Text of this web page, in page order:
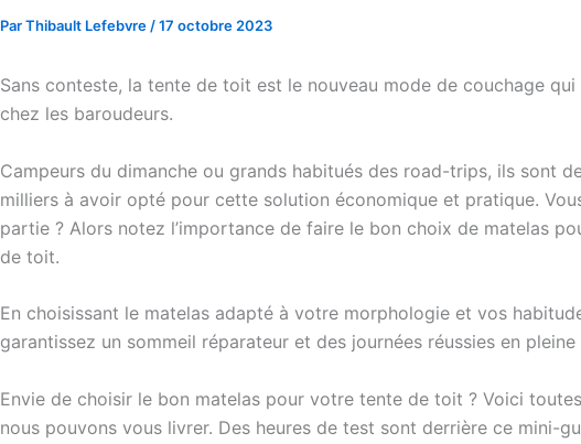
ParThibault Lefebvre /17 octobre 2023
Sans conteste, la tente de toit est le nouveau mode de couchage
chez les baroudeurs.
Campeurs du dimanche ou grands habitués des road-trips, ils sont
milliers à avoir opté pour cette solution économique et pratique.
partie ? Alors notez l’importance de faire le bon choix de matelas
de toit.
En choisissant le matelas adapté à votre morphologie et vos
garantissez un sommeil réparateur et des journées réussies en pleine
Envie de choisir le bon matelas pour votre tente de toit ? Voici
nous pouvons vous livrer. Des heures de test sont derrière ce mini-